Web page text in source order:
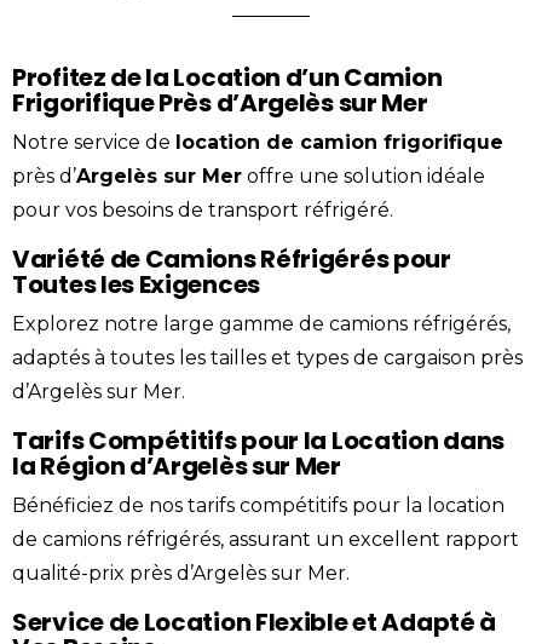
Profitez de la Location d’un Camion
Frigorifique Près d’Argelès sur Mer
Notre service de location de camion frigorifique
près d’Argelès sur Mer offre une solution idéale
pour vos besoins de transport réfrigéré.
Variété de Camions Réfrigérés pour
Toutes les Exigences
Explorez notre large gamme de camions réfrigérés,
adaptés à toutes les tailles et types de cargaison près
d’Argelès sur Mer.
Tarifs Compétitifs pour la Location dans
la Région d’Argelès sur Mer
Bénéficiez de nos tarifs compétitifs pour la location
de camions réfrigérés, assurant un excellent rapport
qualité-prix près d’Argelès sur Mer.
Service de Location Flexible et Adapté à